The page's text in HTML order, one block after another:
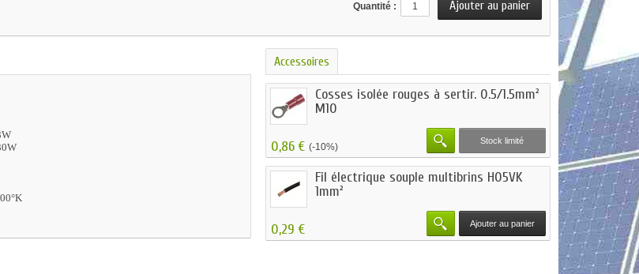
Quantité :
Accessoires
Cosses isolée rouges à sertir. 0.5/1.5mm²
M10
0,86 € (-10%)
Stock limité
Fil électrique souple multibrins H05VK
1mm²
0,29 € Ajouter au panier